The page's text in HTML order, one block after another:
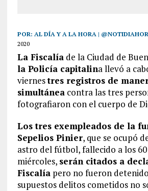
POR: AL DÍA Y A LA HORA |
2020
La Fiscalíade la Ciudad de
la Policía capitalina llevó a
viernestres registros de
simultáneacontra las tres
fotografiaron con el cuerpo de
Los tres exempleados de la
Sepelios Pinier, que se ocupó
astro del fútbol, fallecido a los
miércoles, serán citados a
Fiscalíapero no fueron
supuestos delitos cometidos no